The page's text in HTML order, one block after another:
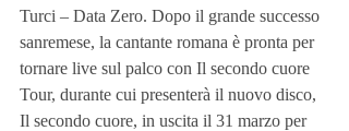
Turci – Data Zero. Dopo il grande successo
sanremese, la cantante romana è pronta per
tornare live sul palco con Il secondo cuore
Tour, durante cui presenterà il nuovo disco,
Il secondo cuore, in uscita il 31 marzo per